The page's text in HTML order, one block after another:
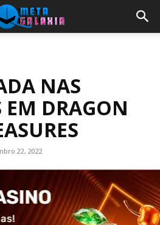
NAS
EM DRAGON
22, 2022